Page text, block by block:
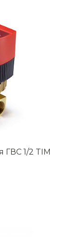
1/2 TIM